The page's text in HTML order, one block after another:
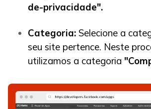
de-privacidade".
Categoria: Selecione a
seu site pertence. Neste
utilizamos a categoria